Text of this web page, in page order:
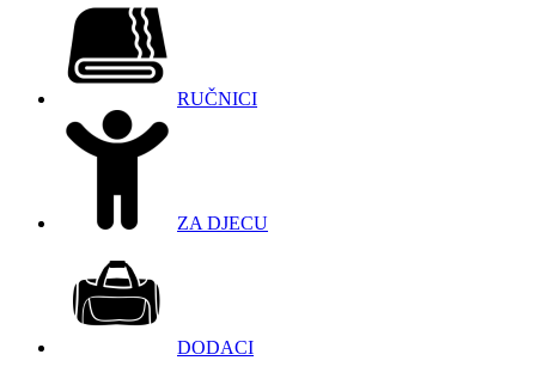
RUČNICI
ZA DJECU
DODACI